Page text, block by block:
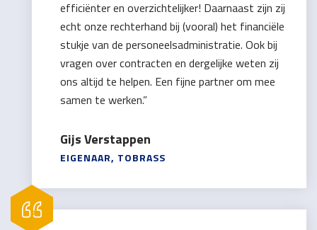
efficiënter en overzichtelijker! Daarnaast zijn zij
echt onze rechterhand bij (vooral) het financiële
stukje van de personeelsadministratie. Ook bij
vragen over contracten en dergelijke weten zij
ons altijd te helpen. Een fijne partner om mee
samen te werken.”
Gijs Verstappen
EIGENAAR, TOBRASS